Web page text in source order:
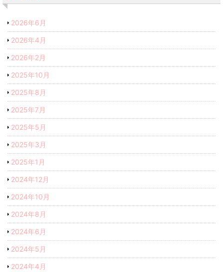
2026年6月
2026年4月
2026年2月
2025年10月
2025年8月
2025年7月
2025年5月
2025年3月
2025年1月
2024年12月
2024年10月
2024年8月
2024年6月
2024年5月
2024年4月